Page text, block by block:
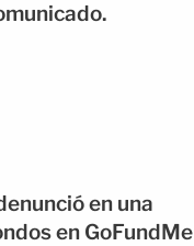
en una
en GoFundMe